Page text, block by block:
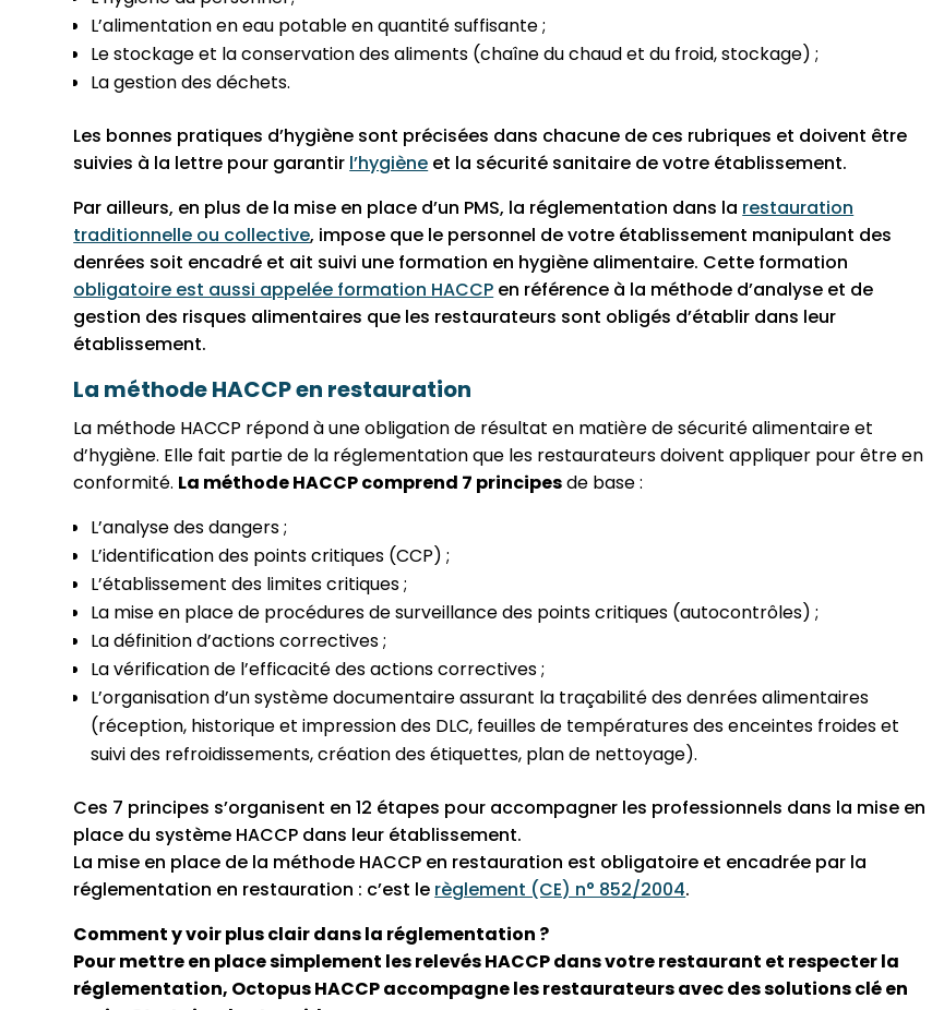
L’alimentation en eau potable en quantité suffisante ;
Le stockage et la conservation des aliments (chaîne du chaud et du froid, stockage) ;
La gestion des déchets.
Les bonnes pratiques d’hygiène sont précisées dans chacune de ces rubriques et doivent être
suivies à la lettre pour garantir l’hygiène et la sécurité sanitaire de votre établissement.
Par ailleurs, en plus de la mise en place d’un PMS, la réglementation dans la restauration
traditionnelle ou collective, impose que le personnel de votre établissement manipulant des
denrées soit encadré et ait suivi une formation en hygiène alimentaire. Cette formation
obligatoire est aussi appelée formation HACCP en référence à la méthode d’analyse et de
gestion des risques alimentaires que les restaurateurs sont obligés d’établir dans leur
établissement.
La méthode HACCP en restauration
La méthode HACCP répond à une obligation de résultat en matière de sécurité alimentaire et
d’hygiène. Elle fait partie de la réglementation que les restaurateurs doivent appliquer pour être en
conformité. La méthode HACCP comprend 7 principesde base :
L’analyse des dangers ;
L’identification des points critiques (CCP) ;
L’établissement des limites critiques ;
La mise en place de procédures de surveillance des points critiques (autocontrôles) ;
La définition d’actions correctives ;
La vérification de l’efficacité des actions correctives ;
L’organisation d’un système documentaire assurant la traçabilité des denrées alimentaires
(réception, historique et impression des DLC, feuilles de températures des enceintes froides et
suivi des refroidissements, création des étiquettes, plan de nettoyage).
Ces 7 principes s’organisent en 12 étapes pour accompagner les professionnels dans la mise en
place du système HACCP dans leur établissement.
La mise en place de la méthode HACCP en restauration est obligatoire et encadrée par la
réglementation en restauration : c’est le règlement (CE) n° 852/2004.
Comment y voir plus clair dans la réglementation ?
Pour mettre en place simplement les relevés HACCP dans votre restaurant et respecter la
réglementation, Octopus HACCP accompagne les restaurateurs avec des solutions clé en